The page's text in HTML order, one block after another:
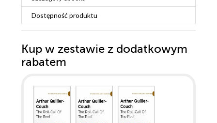
Dostępność produktu
Kup w zestawie z dodatkowym
rabatem